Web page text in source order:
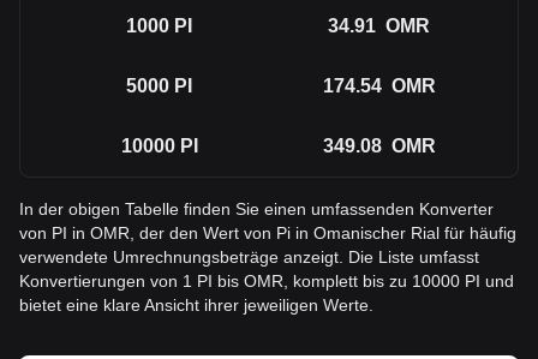
1000 PI 34.91 OMR
5000 PI 174.54 OMR
10000 PI 349.08 OMR
In der obigen Tabelle finden Sie einen umfassenden Konverter
von PI in OMR, der den Wert von Pi in Omanischer Rial für häufig
verwendete Umrechnungsbeträge anzeigt. Die Liste umfasst
Konvertierungen von 1 PI bis OMR, komplett bis zu 10000 PI und
bietet eine klare Ansicht ihrer jeweiligen Werte.